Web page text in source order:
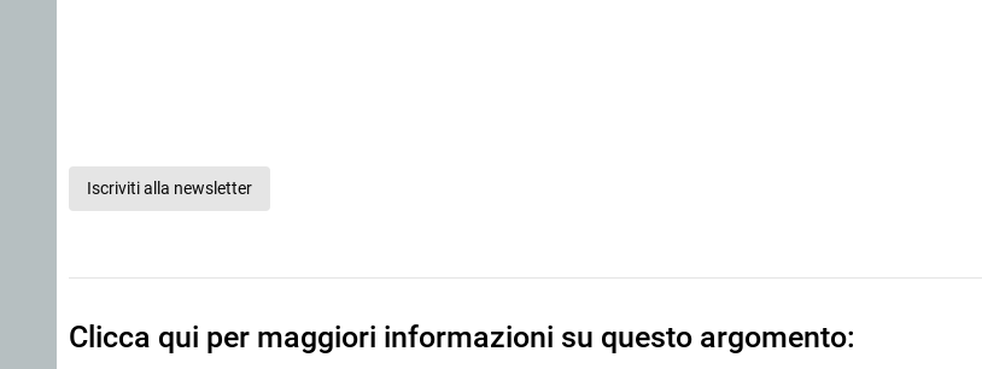
Iscriviti alla newsletter
Clicca qui per maggiori informazioni su questo argomento: